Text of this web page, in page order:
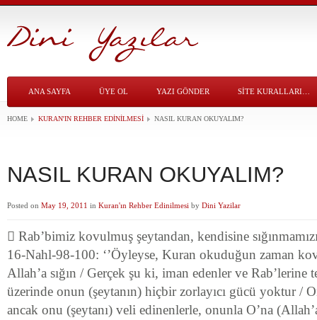
ANA SAYFA ÜYE OL YAZI GÖNDER SITE KURALLARI…
HOME KURAN'IN REHBER EDINILMESI NASIL KURAN OKUYALIM?
NASIL KURAN OKUYALIM?
Posted on May 19, 2011 in Kuran'ın Rehber Edinilmesi by Dini Yazilar
 Rab’bimiz kovulmuş şeytandan, kendisine
16-Nahl-98-100: ‘’Öyleyse, Kuran okuduğun zaman
Allah’a sığın / Gerçek şu ki, iman edenler ve Rab’lerine
üzerinde onun (şeytanın) hiçbir zorlayıcı gücü yoktur /
ancak onu (şeytanı) veli edinenlerle, onunla O’na